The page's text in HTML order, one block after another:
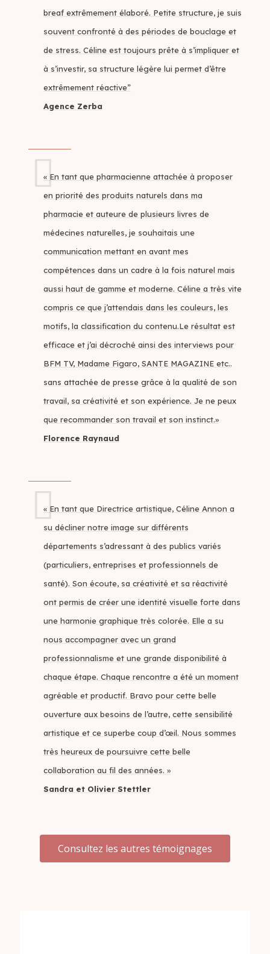
breaf extrêmement élaboré. Petite structure, je suis
souvent confronté à des périodes de bouclage et
de stress. Céline est toujours prête à s’impliquer et
à s’investir, sa structure légère lui permet d’être
extrêmement réactive”
Agence Zerba
« En tant que pharmacienne attachée à proposer
en priorité des produits naturels dans ma
pharmacie et auteure de plusieurs livres de
médecines naturelles, je souhaitais une
communication mettant en avant mes
compétences dans un cadre à la fois naturel mais
aussi haut de gamme et moderne. Céline a très vite
compris ce que j’attendais dans les couleurs, les
motifs, la classification du contenu.Le résultat est
efficace et j’ai décroché ainsi des interviews pour
BFM TV, Madame Figaro, SANTE MAGAZINE etc..
sans attachée de presse grâce à la qualité de son
travail, sa créativité et son expérience. Je ne peux
que recommander son travail et son instinct.»
Florence Raynaud
« En tant que Directrice artistique, Céline Annon a
su décliner notre image sur différents
départements s’adressant à des publics variés
(particuliers, entreprises et professionnels de
santé). Son écoute, sa créativité et sa réactivité
ont permis de créer une identité visuelle forte dans
une harmonie graphique très colorée. Elle a su
nous accompagner avec un grand
professionnalisme et une grande disponibilité à
chaque étape. Chaque rencontre a été un moment
agréable et productif. Bravo pour cette belle
ouverture aux besoins de l’autre, cette sensibilité
artistique et ce superbe coup d’œil. Nous sommes
très heureux de poursuivre cette belle
collaboration au fil des années. »
Sandra et Olivier Stettler
Consultez les autres témoignages